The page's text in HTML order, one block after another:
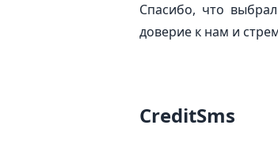
Спасибо, что
доверие к нам и
CreditSms